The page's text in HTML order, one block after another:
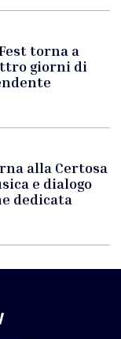
torna a
giorni di
alla Certosa
e dialogo
dedicata